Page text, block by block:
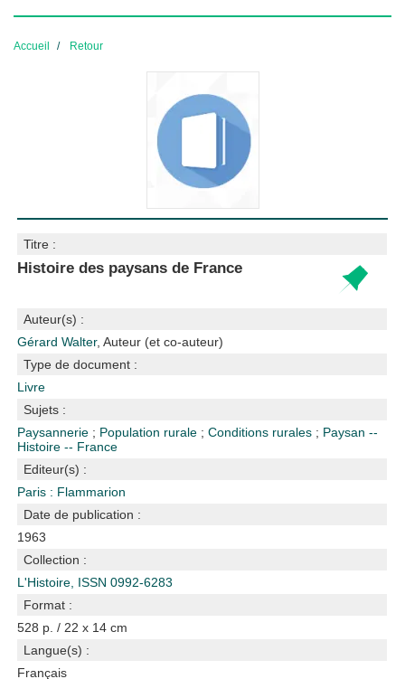
Accueil Retour
Titre :
Histoire des paysans de France
Auteur(s) :
Gérard Walter, Auteur (et co-auteur)
Type de document :
Livre
Sujets :
Paysannerie ; Population rurale ;Conditions rurales ; Paysan --
Histoire -- France
Editeur(s) :
Paris : Flammarion
Date de publication :
1963
Collection :
L'Histoire, ISSN 0992-6283
Format :
528 p. / 22 x 14 cm
Langue(s) :
Français